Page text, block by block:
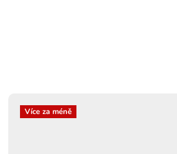
Více za méně